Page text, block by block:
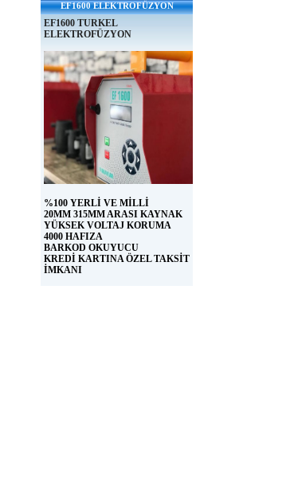
EF1600 ELEKTROFÜZYON
EF1600 TURKEL
ELEKTROFÜZYON
%100 YERLİ VE MİLLİ
20MM 315MM ARASI KAYNAK
YÜKSEK VOLTAJ KORUMA
4000 HAFIZA
BARKOD OKUYUCU
KREDİ KARTINA ÖZEL TAKSİT
İMKANI